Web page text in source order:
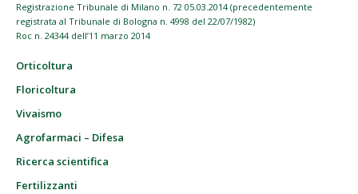
Registrazione Tribunale di Milano n. 72 05.03.2014 (precedentemente
registrata al Tribunale di Bologna n. 4998 del 22/07/1982)
Roc n. 24344 dell’11 marzo 2014
Orticoltura
Floricoltura
Vivaismo
Agrofarmaci – Difesa
Ricerca scientifica
Fertilizzanti